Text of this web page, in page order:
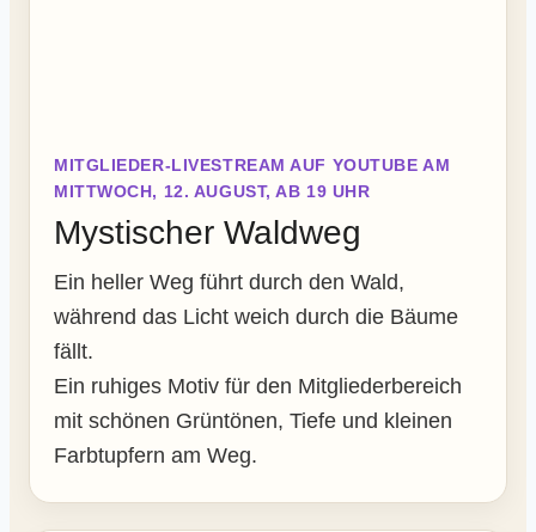
MITGLIEDER-LIVESTREAM AUF YOUTUBE AM
MITTWOCH, 12. AUGUST, AB 19 UHR
Mystischer Waldweg
Ein heller Weg führt durch den Wald,
während das Licht weich durch die Bäume
fällt.
Ein ruhiges Motiv für den Mitgliederbereich
mit schönen Grüntönen, Tiefe und kleinen
Farbtupfern am Weg.